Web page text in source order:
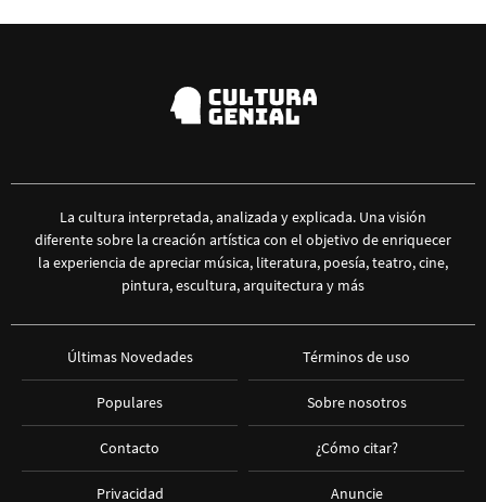
La cultura interpretada, analizada y explicada. Una visión
diferente sobre la creación artística con el objetivo de enriquecer
la experiencia de apreciar música, literatura, poesía, teatro, cine,
pintura, escultura, arquitectura y más
Últimas Novedades
Populares
Contacto
Privacidad
Términos de uso
Sobre nosotros
¿Cómo citar?
Anuncie